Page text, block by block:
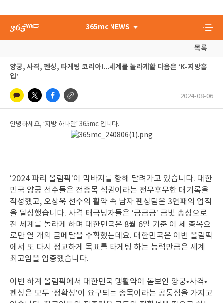
365mc NEWS
목록
양궁, 사격, 펜싱, 타게팅 코리아!...세계를 놀라게할 다음은 ‘K-지방흡
입’
2024-08-06
안녕하세요, ‘지방 하나만’ 365mc 입니다.
‘2024 파리 올림픽’이 막바지를 향해 달려가고 있습니다. 대한
민국 양궁 선수들은 전종목 석권이라는 전무후무한 대기록을
작성했고, 오상욱 선수의 활약 속 남자 펜싱팀은 3연패의 업적
을 달성했습니다. 사격 태극낭자들은 ‘금금금’ 금빛 총성으로
전 세계를 놀라게 하며 대한민국은 8월 6일 기준 이 세 종목으
로만 열 개의 금메달을 수확했는데요. 대한민국은 이번 올림픽
에서 또 다시 정교하게 목표를 타게팅 하는 능력만큼은 세계
최고임을 입증했습니다.
이번 하계 올림픽에서 대한민국 맹활약이 돋보인 양궁•사격•
펜싱은 모두 ‘정확성’이 요구되는 종목이라는 공통점을 가지고